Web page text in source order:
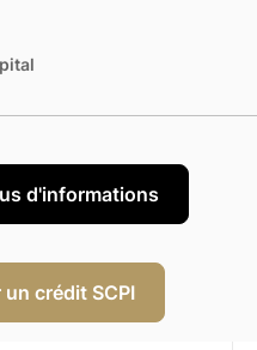
d'informations
un crédit SCPI